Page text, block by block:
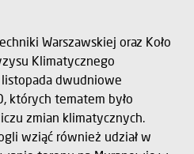
Warszawskiej oraz Koło
Klimatycznego
listopada dwudniowe
których tematem było
zmian klimatycznych.
wziąć również udział w